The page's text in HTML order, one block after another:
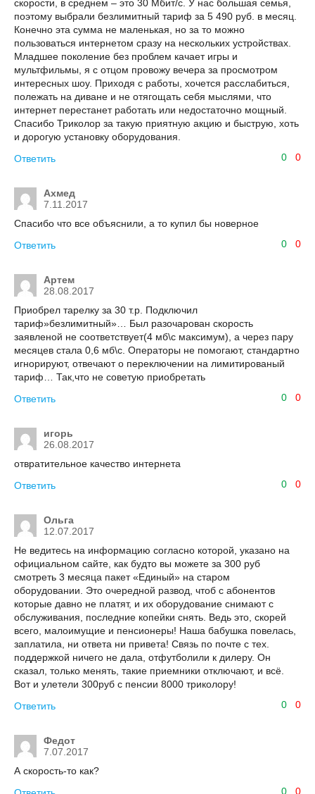
скорости, в среднем ‒ это 30 Мбит/с. У нас большая семья,
поэтому выбрали безлимитный тариф за 5 490 руб. в месяц.
Конечно эта сумма не маленькая, но за то можно
пользоваться интернетом сразу на нескольких устройствах.
Младшее поколение без проблем качает игры и
мультфильмы, я с отцом провожу вечера за просмотром
интересных шоу. Приходя с работы, хочется расслабиться,
полежать на диване и не отягощать себя мыслями, что
интернет перестанет работать или недостаточно мощный.
Спасибо Триколор за такую приятную акцию и быструю, хоть
и дорогую установку оборудования.
Ответить
0
0
Ахмед
7.11.2017
Спасибо что все объяснили, а то купил бы новерное
Ответить
0
0
Артем
28.08.2017
Приобрел тарелку за 30 т.р. Подключил
тариф»безлимитный»… Был разочарован скорость
заявленой не соответствует(4 мб\с максимум), а через пару
месяцев стала 0,6 мб\с. Операторы не помогают, стандартно
игнорируют, отвечают о переключении на лимитированый
тариф… Так,что не советую приобретать
Ответить
0
0
игорь
26.08.2017
отвратительное качество интернета
Ответить
0
0
Ольга
12.07.2017
Не ведитесь на информацию согласно которой, указано на
официальном сайте, как будто вы можете за 300 руб
смотреть 3 месяца пакет «Единый» на старом
оборудовании. Это очередной развод, чтоб с абонентов
которые давно не платят, и их оборудование снимают с
обслуживания, последние копейки снять. Ведь это, скорей
всего, малоимущие и пенсионеры! Наша бабушка повелась,
заплатила, ни ответа ни привета! Связь по почте с тех.
поддержкой ничего не дала, отфутболили к дилеру. Он
сказал, только менять, такие приемники отключают, и всё.
Вот и улетели 300руб с пенсии 8000 триколору!
Ответить
0
0
Федот
7.07.2017
А скорость-то как?
0
0